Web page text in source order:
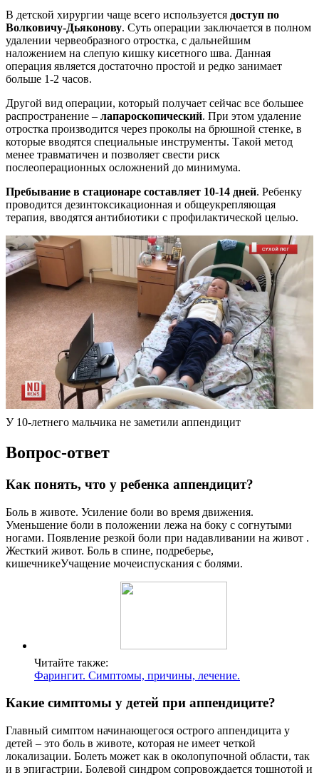
В детской хирургии чаще всего используется доступ по
Волковичу-Дьяконову. Суть операции заключается в полном
удалении червеобразного отростка, с дальнейшим
наложением на слепую кишку кисетного шва. Данная
операция является достаточно простой и редко занимает
больше 1-2 часов.
Другой вид операции, который получает сейчас все большее
распространение – лапароскопический. При этом удаление
отростка производится через проколы на брюшной стенке, в
которые вводятся специальные инструменты. Такой метод
менее травматичен и позволяет свести риск
послеоперационных осложнений до минимума.
Пребывание в стационаре составляет 10-14 дней. Ребенку
проводится дезинтоксикационная и общеукрепляющая
терапия, вводятся антибиотики с профилактической целью.
У 10-летнего мальчика не заметили аппендицит
Вопрос-ответ
Как понять, что у ребенка аппендицит?
Боль в животе. Усиление боли во время движения.
Уменьшение боли в положении лежа на боку с согнутыми
ногами. Появление резкой боли при надавливании на живот .
Жесткий живот. Боль в спине, подреберье,
кишечникеУчащение мочеиспускания с болями.
Читайте также:
Фарингит. Симптомы, причины, лечение.
Какие симптомы у детей при аппендиците?
Главный симптом начинающегося острого аппендицита у
детей – это боль в животе, которая не имеет четкой
локализации. Болеть может как в околопупочной области, так
и в эпигастрии. Болевой синдром сопровождается тошнотой и